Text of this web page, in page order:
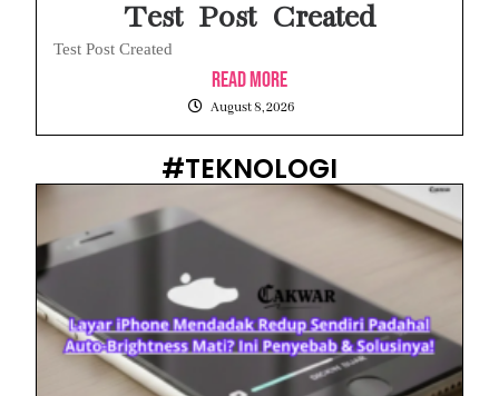
Test Post Created
Test Post Created
Read More
August 8, 2026
#TEKNOLOGI